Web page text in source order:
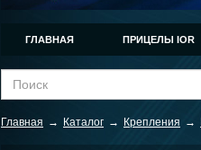
ГЛАВНАЯ ПРИЦЕЛЫ IOR
Главная → Каталог → Крепления →